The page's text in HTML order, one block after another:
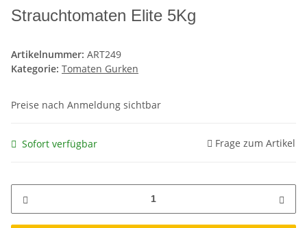
Strauchtomaten Elite 5Kg
Artikelnummer: ART249
Kategorie: Tomaten Gurken
Preise nach Anmeldung sichtbar
Sofort verfügbar Frage zum Artikel